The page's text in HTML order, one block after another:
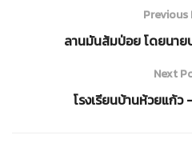
ลานมันส้มป่อย โดยนา
Next
โรงเรียนบ้านห้วยแก้